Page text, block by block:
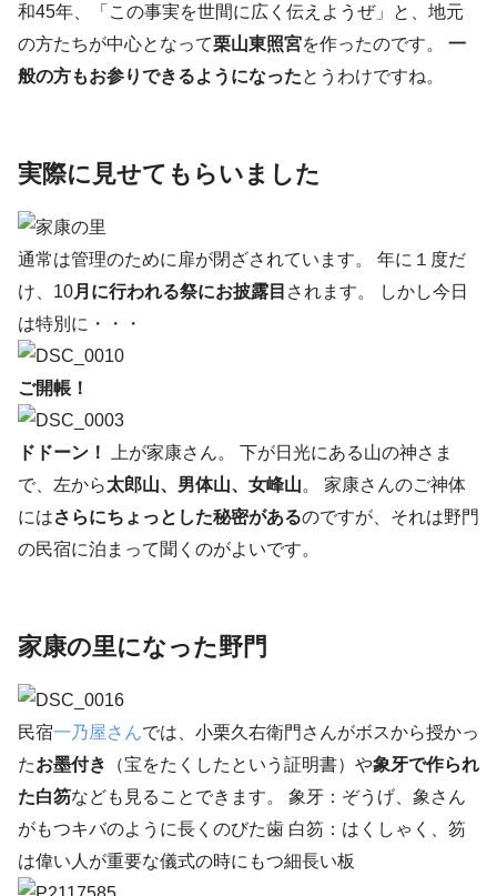
和45年、「この事実を世間に広く伝えようぜ」と、地元
の方たちが中心となって栗山東照宮を作ったのです。 一
般の方もお参りできるようになったとうわけですね。
実際に見せてもらいました
通常は管理のために扉が閉ざされています。 年に１度だ
け、10月に行われる祭にお披露目 されます。 しかし今日
は特別に・・・
ご開帳！
ドドーン！
上が家康さん。 下が日光にある山の神さま
で、左から太郎山、男体山、女峰山。 家康さんのご神体
にはさらにちょっとした秘密があるのですが、それは野門
の民宿に泊まって聞くのがよいです。
家康の里になった野門
民宿一乃屋さんでは、小栗久右衛門さんがボスから授かっ
たお墨付き （宝をたくしたという証明書）や象牙で作られ
た白笏なども見ることできます。 象牙：ぞうげ、象さん
がもつキバのように長くのびた歯 白笏：はくしゃく、笏
は偉い人が重要な儀式の時にもつ細長い板